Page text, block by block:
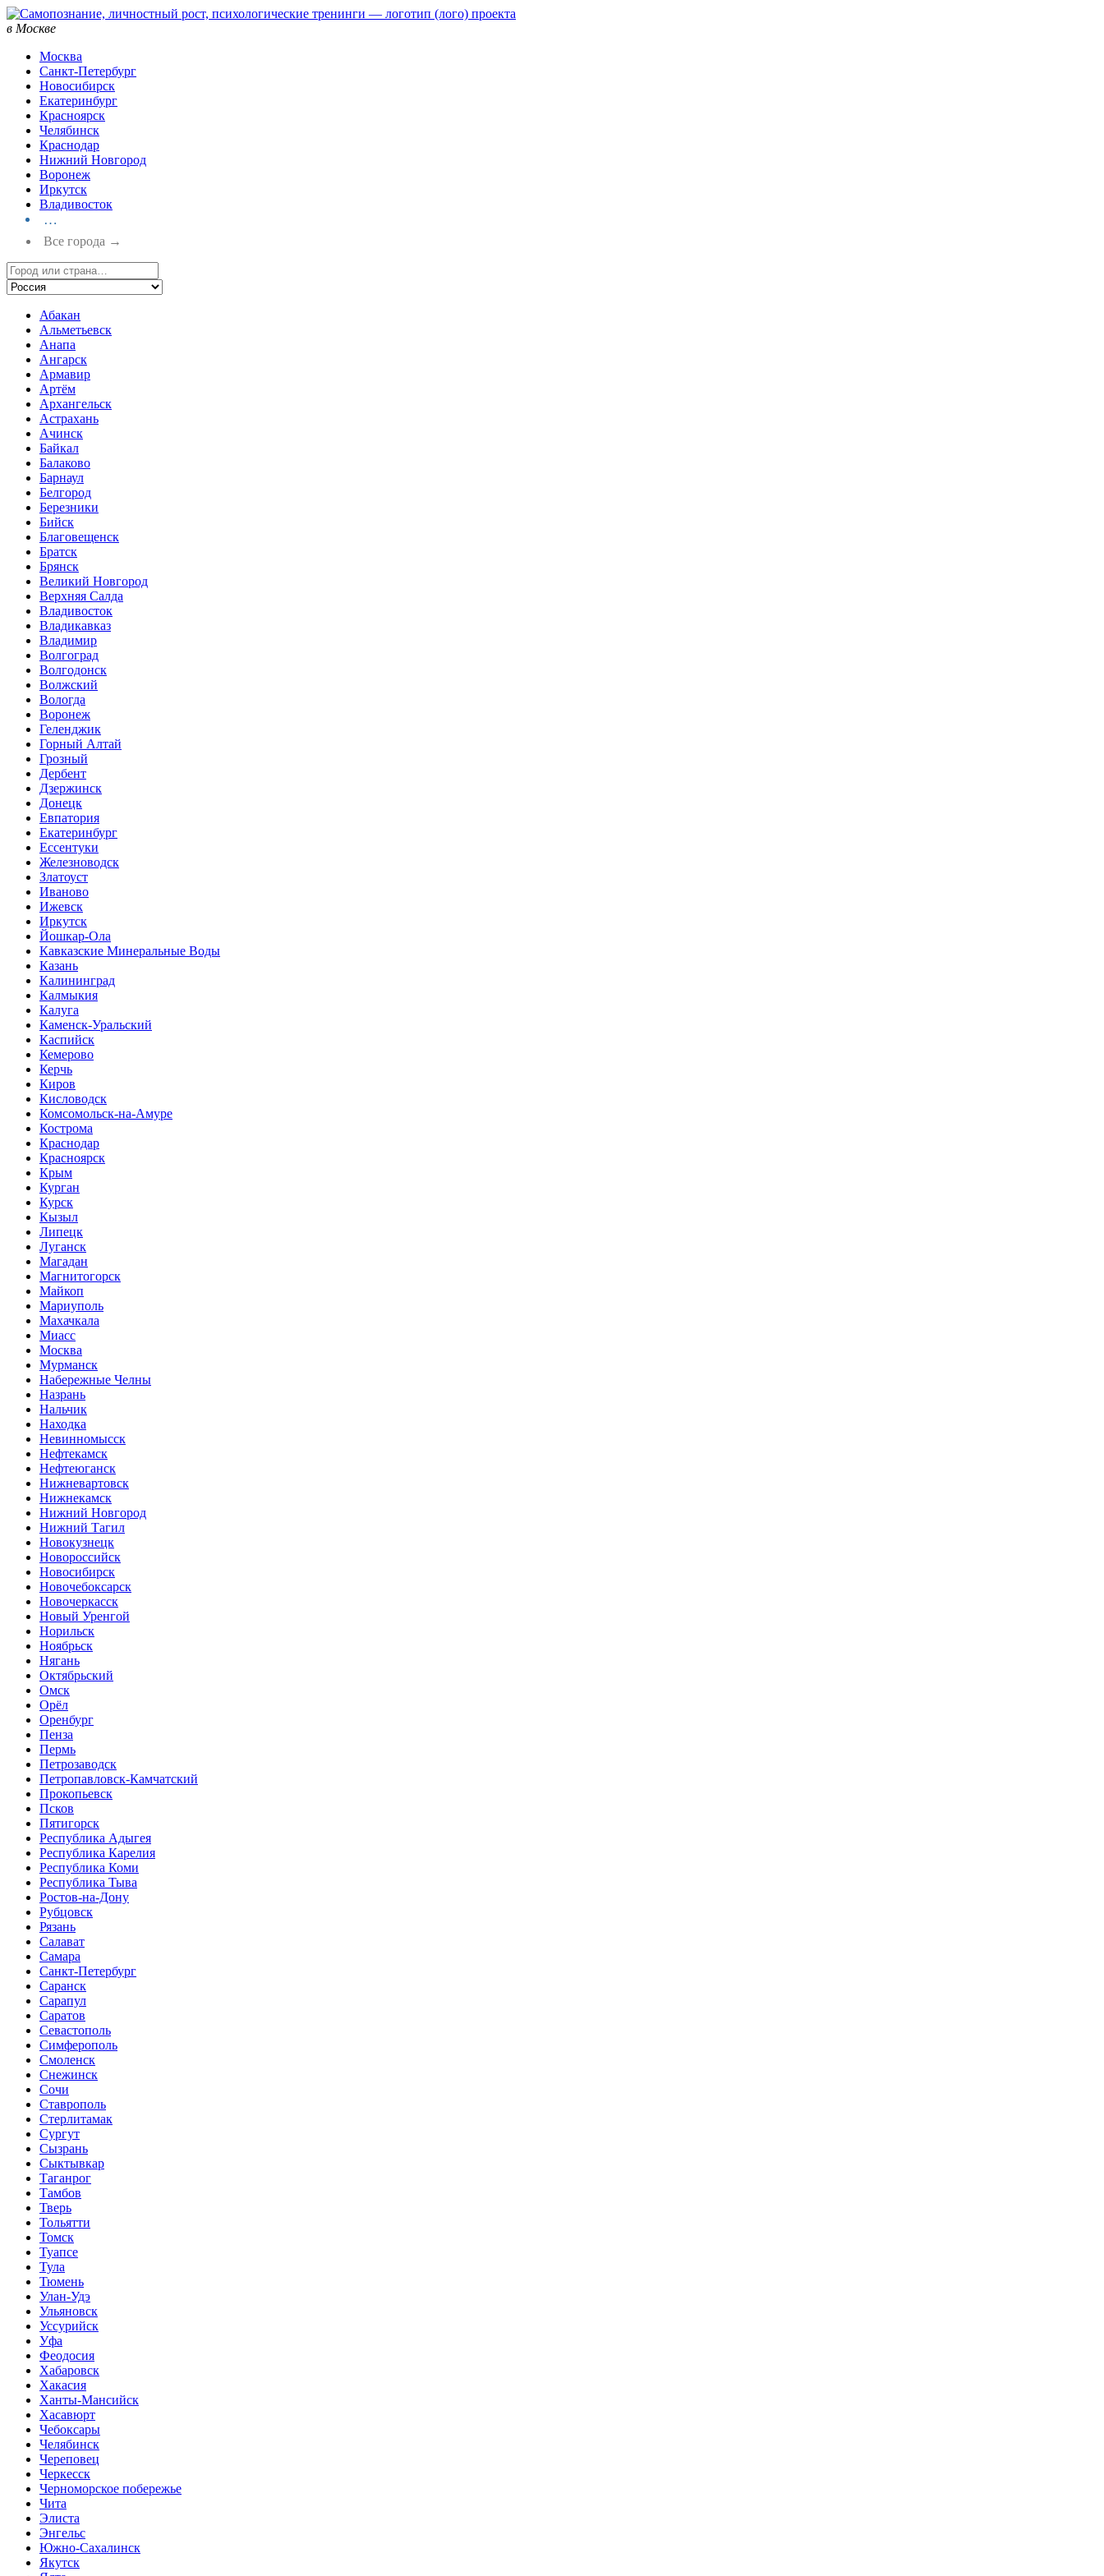
в Москве
Москва
Санкт-Петербург
Новосибирск
Екатеринбург
Красноярск
Челябинск
Краснодар
Нижний Новгород
Воронеж
Иркутск
Владивосток
…
Все города →
Абакан
Альметьевск
Анапа
Ангарск
Армавир
Артём
Архангельск
Астрахань
Ачинск
Байкал
Балаково
Барнаул
Белгород
Березники
Бийск
Благовещенск
Братск
Брянск
Великий Новгород
Верхняя Салда
Владивосток
Владикавказ
Владимир
Волгоград
Волгодонск
Волжский
Вологда
Воронеж
Геленджик
Горный Алтай
Грозный
Дербент
Дзержинск
Донецк
Евпатория
Екатеринбург
Ессентуки
Железноводск
Златоуст
Иваново
Ижевск
Иркутск
Йошкар-Ола
Кавказские Минеральные Воды
Казань
Калининград
Калмыкия
Калуга
Каменск-Уральский
Каспийск
Кемерово
Керчь
Киров
Кисловодск
Комсомольск-на-Амуре
Кострома
Краснодар
Красноярск
Крым
Курган
Курск
Кызыл
Липецк
Луганск
Магадан
Магнитогорск
Майкоп
Мариуполь
Махачкала
Миасс
Москва
Мурманск
Набережные Челны
Назрань
Нальчик
Находка
Невинномысск
Нефтекамск
Нефтеюганск
Нижневартовск
Нижнекамск
Нижний Новгород
Нижний Тагил
Новокузнецк
Новороссийск
Новосибирск
Новочебоксарск
Новочеркасск
Новый Уренгой
Норильск
Ноябрьск
Нягань
Октябрьский
Омск
Орёл
Оренбург
Пенза
Пермь
Петрозаводск
Петропавловск-Камчатский
Прокопьевск
Псков
Пятигорск
Республика Адыгея
Республика Карелия
Республика Коми
Республика Тыва
Ростов-на-Дону
Рубцовск
Рязань
Салават
Самара
Санкт-Петербург
Саранск
Сарапул
Саратов
Севастополь
Симферополь
Смоленск
Снежинск
Сочи
Ставрополь
Стерлитамак
Сургут
Сызрань
Сыктывкар
Таганрог
Тамбов
Тверь
Тольятти
Томск
Туапсе
Тула
Тюмень
Улан-Удэ
Ульяновск
Уссурийск
Уфа
Феодосия
Хабаровск
Хакасия
Ханты-Мансийск
Хасавюрт
Чебоксары
Челябинск
Череповец
Черкесск
Черноморское побережье
Чита
Элиста
Энгельс
Южно-Сахалинск
Якутск